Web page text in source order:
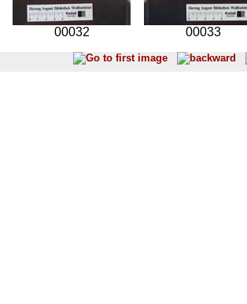
00032 00033